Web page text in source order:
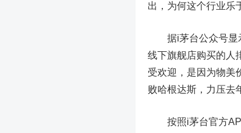
出，为何这个行业乐
据i茅台公众号显示
线下旗舰店购买的人
受欢迎，是因为物美
败哈根达斯，力压去
按照i茅台官方APP